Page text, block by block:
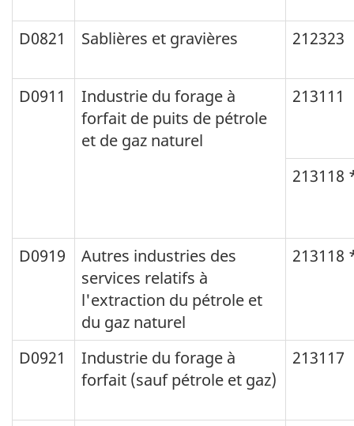
D0821 Sablières et gravières 212323
D0911
Industrie du forage à
forfait de puits de pétrole
et de gaz naturel
213111
213118
D0919
Autres industries des
services relatifs à
l'extraction du pétrole et
du gaz naturel
213118
D0921
Industrie du forage à
forfait (sauf pétrole et gaz)
213117